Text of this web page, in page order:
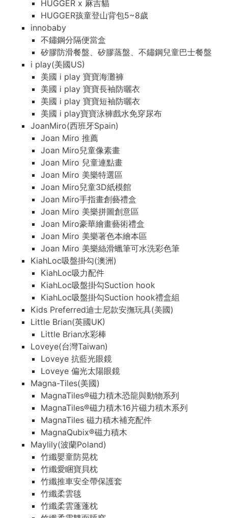
HUGGER x 麻吉貓
HUGGER孩童登山背包5~8歲
innobaby
不鏽鋼分隔便當盒
矽膠防滑餐盤、矽膠蒸盤、不鏽鋼兒童巴士餐盤
i play(美國US)
美國 i play 寶寶海灘褲
美國 i play 寶寶長袖防曬衣
美國 i play 寶寶短袖防曬衣
美國 i play寶寶泳褲戲水免穿尿布
JoanMiro(西班牙Spain)
Joan Miro 推薦
Joan Miro兒童像素畫
Joan Miro 兒童連點畫
Joan Miro 美樂特選區
Joan Miro兒童3D紙模館
Joan Miro手指畫創藝禮盒
Joan Miro 美樂拼圖創意區
Joan Miro豪華繪畫藝術禮盒
Joan Miro 美樂著色本繪本區
Joan Miro 美樂絲滑蠟筆可水洗彩色筆
KiahLoc吸盤掛勾(澳洲)
KiahLoc吸力配件
KiahLoc吸盤掛勾Suction hook
KiahLoc吸盤掛勾Suction hook禮盒組
Kids Preferred迪士尼款安撫玩具(美國)
Little Brian(英國UK)
Little Brian水彩棒
Loveye(台灣Taiwan)
Loveye 抗藍光眼鏡
Loveye 偏光太陽眼鏡
Magna-Tiles(美國)
MagnaTiles®磁力積木恐龍與動物系列
MagnaTiles®磁力積木16片磁力積木系列
MagnaTiles 磁力積木補充配件
MagnaQubix®磁力積木
Maylily(波蘭Poland)
竹纖嬰童防晃枕
竹纖愛睏寶貝枕
竹纖推車安全帶保護套
竹纖柔雲毯
竹纖柔雲蓬蓬枕